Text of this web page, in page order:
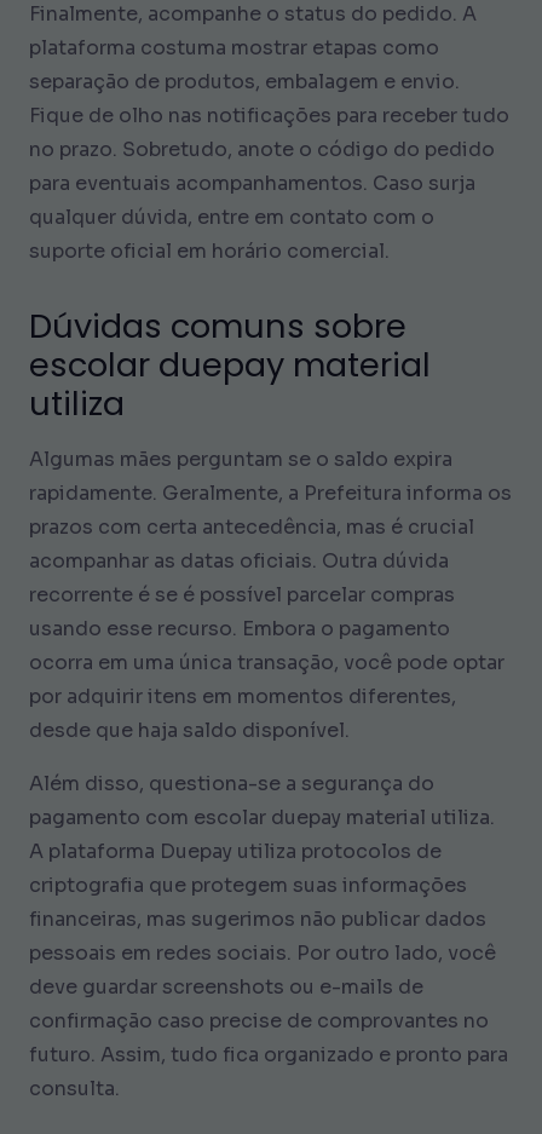
Finalmente, acompanhe o status do pedido. A
plataforma costuma mostrar etapas como
separação de produtos, embalagem e envio.
Fique de olho nas notificações para receber tudo
no prazo. Sobretudo, anote o código do pedido
para eventuais acompanhamentos. Caso surja
qualquer dúvida, entre em contato com o
suporte oficial em horário comercial.
Dúvidas comuns sobre
escolar duepay material
utiliza
Algumas mães perguntam se o saldo expira
rapidamente. Geralmente, a Prefeitura informa os
prazos com certa antecedência, mas é crucial
acompanhar as datas oficiais. Outra dúvida
recorrente é se é possível parcelar compras
usando esse recurso. Embora o pagamento
ocorra em uma única transação, você pode optar
por adquirir itens em momentos diferentes,
desde que haja saldo disponível.
Além disso, questiona-se a segurança do
pagamento com escolar duepay material utiliza.
A plataforma Duepay utiliza protocolos de
criptografia que protegem suas informações
financeiras, mas sugerimos não publicar dados
pessoais em redes sociais. Por outro lado, você
deve guardar screenshots ou e-mails de
confirmação caso precise de comprovantes no
futuro. Assim, tudo fica organizado e pronto para
consulta.